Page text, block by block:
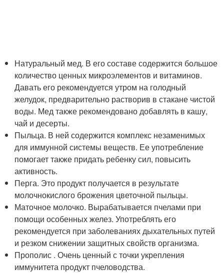
Натуральный мед. В его составе содержится большое
количество ценных микроэлементов и витаминов.
Давать его рекомендуется утром на голодный
желудок, предварительно растворив в стакане чистой
воды. Мед также рекомендовано добавлять в кашу,
чай и десерты.
Пыльца. В ней содержится комплекс незаменимых
для иммунной системы веществ. Ее употребление
помогает также придать ребенку сил, повысить
активность.
Перга. Это продукт получается в результате
молочнокислого брожения цветочной пыльцы.
Маточное молочко. Вырабатывается пчелами при
помощи особенных желез. Употреблять его
рекомендуется при заболеваниях дыхательных путей
и резком снижении защитных свойств организма.
Прополис . Очень ценный с точки укрепления
иммунитета продукт пчеловодства.